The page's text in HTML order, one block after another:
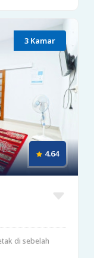
3 Kamar
4.64
di sebelah